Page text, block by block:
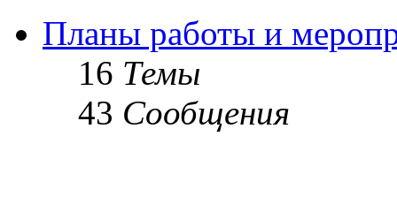
Планы работы и
16 Темы
43 Сообщения